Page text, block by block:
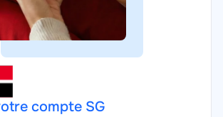
compte SG